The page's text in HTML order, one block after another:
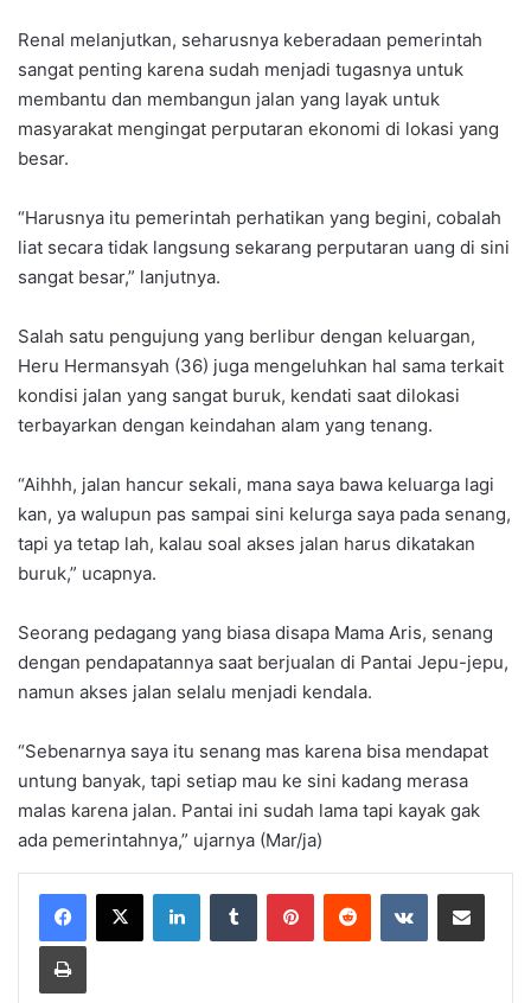
Renal melanjutkan, seharusnya keberadaan pemerintah
sangat penting karena sudah menjadi tugasnya untuk
membantu dan membangun jalan yang layak untuk
masyarakat mengingat perputaran ekonomi di lokasi yang
besar.
“Harusnya itu pemerintah perhatikan yang begini, cobalah
liat secara tidak langsung sekarang perputaran uang di sini
sangat besar,” lanjutnya.
Salah satu pengujung yang berlibur dengan keluargan,
Heru Hermansyah (36) juga mengeluhkan hal sama terkait
kondisi jalan yang sangat buruk, kendati saat dilokasi
terbayarkan dengan keindahan alam yang tenang.
“Aihhh, jalan hancur sekali, mana saya bawa keluarga lagi
kan, ya walupun pas sampai sini kelurga saya pada senang,
tapi ya tetap lah, kalau soal akses jalan harus dikatakan
buruk,” ucapnya.
Seorang pedagang yang biasa disapa Mama Aris, senang
dengan pendapatannya saat berjualan di Pantai Jepu-jepu,
namun akses jalan selalu menjadi kendala.
“Sebenarnya saya itu senang mas karena bisa mendapat
untung banyak, tapi setiap mau ke sini kadang merasa
malas karena jalan. Pantai ini sudah lama tapi kayak gak
ada pemerintahnya,” ujarnya (Mar/ja)
LinkedInTumblr PinterestReddit VKontakteShare via Email
Print